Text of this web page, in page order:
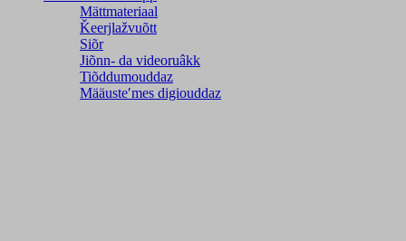
Mättmateriaal
Ǩeerjlažvuõtt
Siõr
Jiõnn- da videoruâkk
Tiõddumouddaz
Määusteʹmes digiouddaz